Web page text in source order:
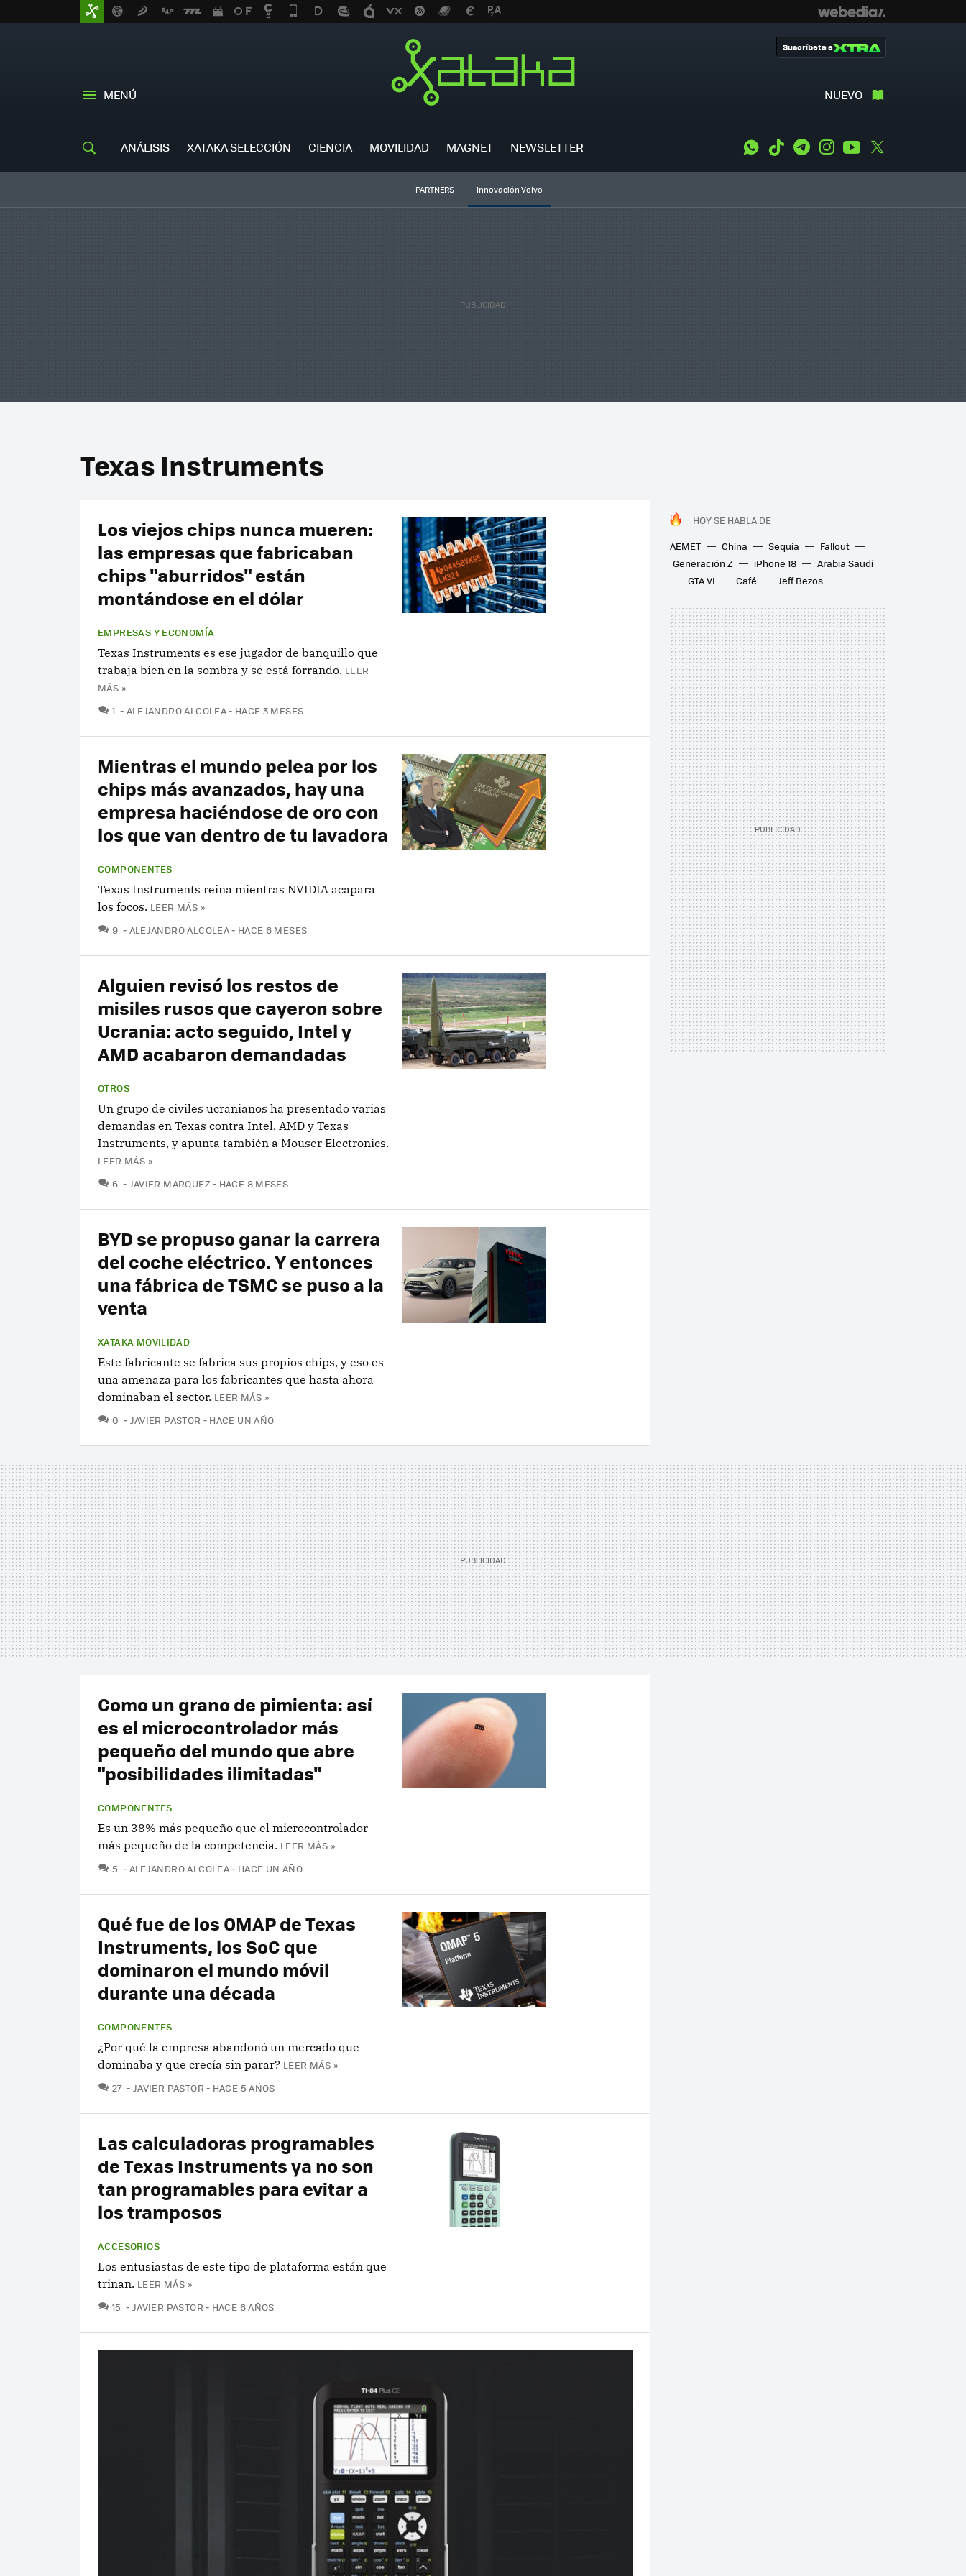
MENÚ NUEVO
Suscríbete a
ANÁLISIS XATAKA SELECCIÓN CIENCIA MOVILIDAD MAGNET NEWSLETTER WhatsApp
Tiktok TelegramInstagramYoutube
PARTNERS Innovación Volvo
Texas Instruments
HOY SE HABLA DE
AEMET
China Sequía
Fallout
Generación Z
iPhone 18
Arabia Saudí
GTA VI
Café Jeff Bezos
Los viejos chips nunca mueren:
las empresas que fabricaban
chips "aburridos" están
montándose en el dólar
EMPRESAS Y ECONOMÍA
Texas Instruments es ese jugador de banquillo que
trabaja bien en la sombra y se está forrando. LEER
MÁS »
1 COMENTARIOS
ALEJANDRO ALCOLEA HACE 3 MESES
Mientras el mundo pelea por los
chips más avanzados, hay una
empresa haciéndose de oro con
los que van dentro de tu lavadora
COMPONENTES
Texas Instruments reina mientras NVIDIA acapara
los focos. LEER MÁS »
9 COMENTARIOS
ALEJANDRO ALCOLEA HACE 6 MESES
Alguien revisó los restos de
misiles rusos que cayeron sobre
Ucrania: acto seguido, Intel y
AMD acabaron demandadas
OTROS
Un grupo de civiles ucranianos ha presentado varias
demandas en Texas contra Intel, AMD y Texas
Instruments, y apunta también a Mouser Electronics.
LEER MÁS »
6 COMENTARIOS
JAVIER MARQUEZ HACE 8 MESES
BYD se propuso ganar la carrera
del coche eléctrico. Y entonces
una fábrica de TSMC se puso a la
venta
XATAKA MOVILIDAD
Este fabricante se fabrica sus propios chips, y eso es
una amenaza para los fabricantes que hasta ahora
dominaban el sector. LEER MÁS »
0 COMENTARIOS
JAVIER PASTOR HACE UN AÑO
Como un grano de pimienta: así
es el microcontrolador más
pequeño del mundo que abre
"posibilidades ilimitadas"
COMPONENTES
Es un 38% más pequeño que el microcontrolador
más pequeño de la competencia. LEER MÁS »
5 COMENTARIOS
ALEJANDRO ALCOLEA HACE UN AÑO
Qué fue de los OMAP de Texas
Instruments, los SoC que
dominaron el mundo móvil
durante una década
COMPONENTES
¿Por qué la empresa abandonó un mercado que
dominaba y que crecía sin parar? LEER MÁS »
27 COMENTARIOS
JAVIER PASTOR HACE 5 AÑOS
Las calculadoras programables
de Texas Instruments ya no son
tan programables para evitar a
los tramposos
ACCESORIOS
Los entusiastas de este tipo de plataforma están que
trinan. LEER MÁS »
15 COMENTARIOS
JAVIER PASTOR HACE 6 AÑOS